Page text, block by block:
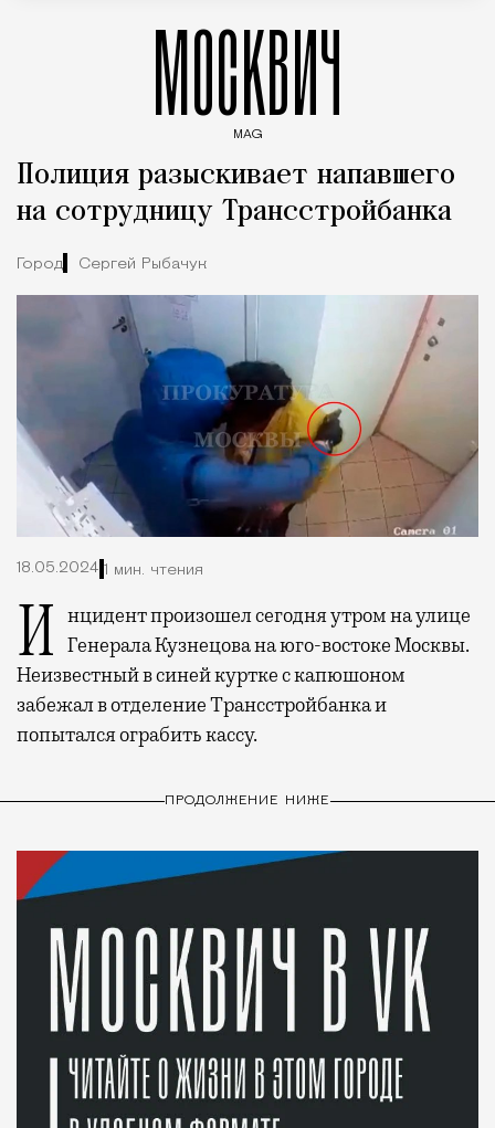
МОСКВИЧ
MAG
Полиция разыскивает напавшего
на сотрудницу Трансстройбанка
Город Сергей Рыбачук
18.05.2024 1 мин. чтения
Инцидент произошел сегодня утром на улице Генерала Кузнецова на юго-востоке Москвы.
Неизвестный в синей куртке с капюшоном
забежал в отделение Трансстройбанка и
попытался ограбить кассу.
ПРОДОЛЖЕНИЕ НИЖЕ